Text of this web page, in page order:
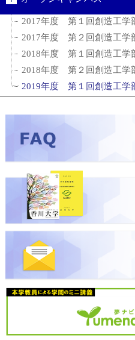
2017年度 第１回創造工学
2017年度 第２回創造工学
2018年度 第１回創造工学
2018年度 第２回創造工学
2019年度 第１回創造工学